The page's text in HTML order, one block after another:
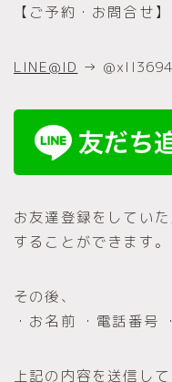
【ご予約・お問合せ】
LINE@ID →
お友達登録をしてい
することができます。
その後、
・お名前 ・電話番号
上記の内容を送信して